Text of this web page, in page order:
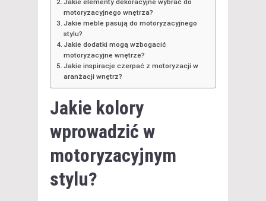
Jakie elementy dekoracyjne wybrać do
motoryzacyjnego wnętrza?
Jakie meble pasują do motoryzacyjnego
stylu?
Jakie dodatki mogą wzbogacić
motoryzacyjne wnętrze?
Jakie inspiracje czerpać z motoryzacji w
aranżacji wnętrz?
Jakie kolory
wprowadzić w
motoryzacyjnym
stylu?